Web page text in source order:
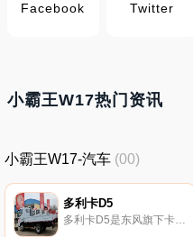
Facebook Twitter
小霸王W17热门资讯
小霸王W17-汽车 (00)
多利卡D5
多利卡D5是东风旗下卡车。